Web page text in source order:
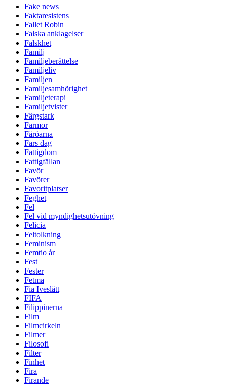
Fake news
Faktaresistens
Fallet Robin
Falska anklagelser
Falskhet
Familj
Familjeberättelse
Familjeliv
Familjen
Familjesamhörighet
Familjeterapi
Familjetvister
Färgstark
Farmor
Färöarna
Fars dag
Fattigdom
Fattigfällan
Favör
Favörer
Favoritplatser
Feghet
Fel
Fel vid myndighetsutövning
Felicia
Feltolkning
Feminism
Femtio år
Fest
Fester
Fetma
Fia Iveslätt
FIFA
Filippinerna
Film
Filmcirkeln
Filmer
Filosofi
Filter
Finhet
Fira
Firande